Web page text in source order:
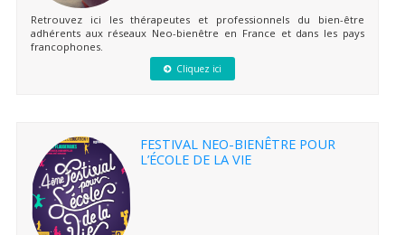
Retrouvez ici les thérapeutes et professionnels du bien-être
adhérents aux réseaux Neo-bienêtre en France et dans les pays
francophones.
Cliquez ici
FESTIVAL NEO-BIENÊTRE POUR
L’ÉCOLE DE LA VIE